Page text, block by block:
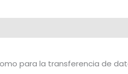
para la transferencia de